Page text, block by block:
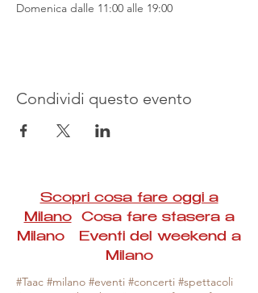
Domenica dalle 11:00 alle 19:00
Condividi questo evento
Scopri cosa fare oggi a
MilanoCosa fare stasera a
Milano Eventi del weekend a
Milano
#Taac #milano #eventi #concerti #spettacoli